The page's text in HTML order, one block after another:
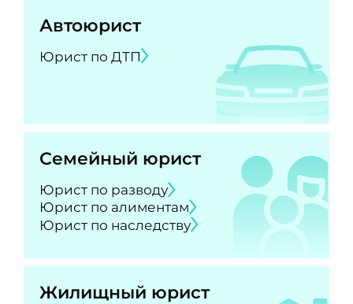
Автоюрист
Юрист по ДТП
Семейный юрист
Юрист по разводу
Юрист по алиментам
Юрист по наследству
Жилищный юрист